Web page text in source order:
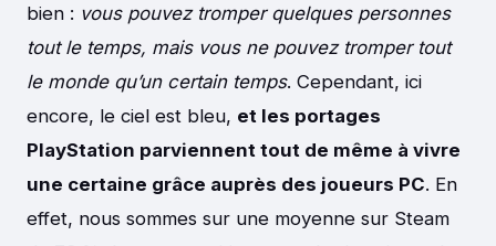
bien : vous pouvez tromper quelques personnes
tout le temps, mais vous ne pouvez tromper tout
le monde qu’un certain temps. Cependant, ici
encore, le ciel est bleu, et les portages
PlayStation parviennent tout de même à vivre
une certaine grâce auprès des joueurs PC. En
effet, nous sommes sur une moyenne sur Steam